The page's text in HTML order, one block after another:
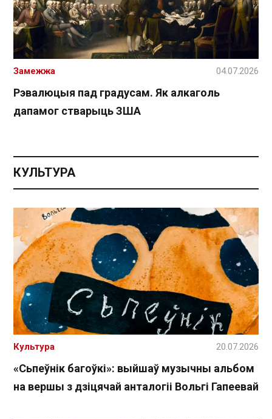
Рэвалюцыя пад градусам. Як алкаголь
дапамог стварыць ЗША
Замежжа 04.07.2026
КУЛЬТУРА
«Сьпеўнік багоўкі»: выйшаў музычны альбом
на вершы з дзіцячай анталогіі Вольгі Гапеевай
Культура 20.07.2026